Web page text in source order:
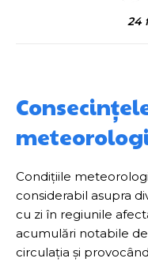
24
Condițiile
considerabil asupra
cu zi în regiunile
acumulări notabile
circulația și